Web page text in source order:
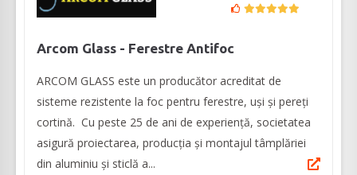
Arcom Glass - Ferestre Antifoc
ARCOM GLASS este un producător acreditat de
sisteme rezistente la foc pentru ferestre, uși și pereți
cortină. Cu peste 25 de ani de experiență, societatea
asigură proiectarea, producția și montajul tâmplăriei
din aluminiu și sticlă a...